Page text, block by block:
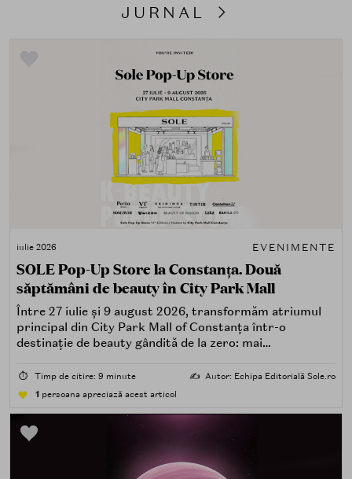
JURNAL
iulie 2026 EVENIMENTE
SOLE Pop-Up Store la Constanța. Două
săptămâni de beauty în City Park Mall
Între 27 iulie și 9 august 2026, transformăm atriumul
principal din City Park Mall of Constanța într-o
destinație de beauty gândită de la zero: mai
care îți place, de fapt, să descoperi produse — testând,
atingând, comparând, întrebând.
⏱️ Timp de citire: 9 minute ✍️ Autor: Echipa Editorială Sole.ro
1 persoana apreciază acest articol